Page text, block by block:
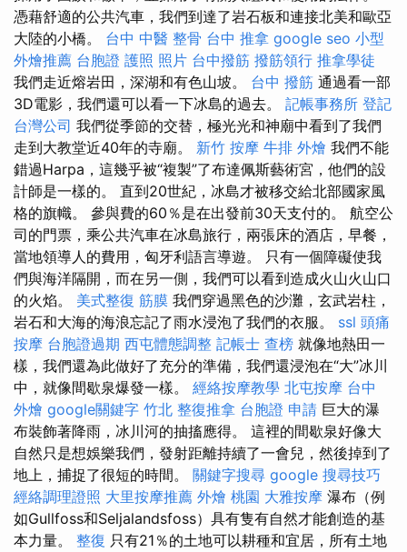
憑藉舒適的公共汽車，我們到達了岩石板和連接北美和歐亞
大陸的小橋。 台中 中醫 整骨 台中 推拿 google seo 小型
外燴推薦 台胞證 護照 照片 台中撥筋 撥筋領行 推拿學徒
我們走近熔岩田，深湖和有色山坡。 台中 撥筋 通過看一部
3D電影，我們還可以看一下冰島的過去。 記帳事務所 登記
台灣公司 我們從季節的交替，極光光和神廟中看到了我們
走到大教堂近40年的寺廟。 新竹 按摩 牛排 外燴 我們不能
錯過Harpa，這幾乎被“複製”了布達佩斯藝術宮，他們的設
計師是一樣的。 直到20世紀，冰島才被移交給北部國家風
格的旗幟。 參與費的60％是在出發前30天支付的。 航空公
司的門票，乘公共汽車在冰島旅行，兩張床的酒店，早餐，
當地領導人的費用，匈牙利語言導遊。 只有一個障礙使我
們與海洋隔開，而在另一側，我們可以看到造成火山火山口
的火焰。 美式整復 筋膜 我們穿過黑色的沙灘，玄武岩柱，
岩石和大海的海浪忘記了雨水浸泡了我們的衣服。 ssl 頭痛
按摩 台胞證過期 西屯體態調整 記帳士 查榜 就像地熱田一
樣，我們還為此做好了充分的準備，我們還浸泡在“大”冰川
中，就像間歇泉爆發一樣。 經絡按摩教學 北屯按摩 台中
外燴 google關鍵字 竹北 整復推拿 台胞證 申請 巨大的瀑
布裝飾著降雨，冰川河的抽搐應得。 這裡的間歇泉好像大
自然只是想娛樂我們，發射距離持續了一會兒，然後掉到了
地上，捕捉了很短的時間。 關鍵字搜尋 google 搜尋技巧
經絡調理證照 大里按摩推薦 外燴 桃園 大雅按摩 瀑布（例
如Gullfoss和Seljalandsfoss）具有隻有自然才能創造的基
本力量。 整復 只有21％的土地可以耕種和宜居，所有土地